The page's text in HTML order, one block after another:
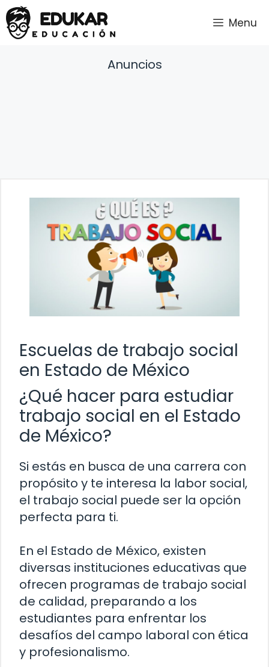
Saltar
al
contenido
Menu
Anuncios
Escuelas de trabajo social
en Estado de México
¿Qué hacer para estudiar
trabajo social en el Estado
de México?
Si estás en busca de una carrera con
propósito y te interesa la labor social,
el trabajo social puede ser la opción
perfecta para ti.
En el Estado de México, existen
diversas instituciones educativas que
ofrecen programas de trabajo social
de calidad, preparando a los
estudiantes para enfrentar los
desafíos del campo laboral con ética
y profesionalismo.